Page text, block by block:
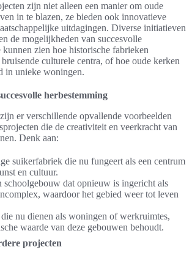
zijn niet alleen een manier om oude
in te blazen, ze bieden ook innovatieve
uitdagingen. Diverse initiatieven
de mogelijkheden van succesvolle
kunnen zien hoe historische fabrieken
culturele centra, of hoe oude kerken
in unieke woningen.
herbestemming
er verschillende opvallende voorbeelden
die de creativiteit en veerkracht van
Denk aan:
suikerfabriek die nu fungeert als een centrum
en cultuur.
schoolgebouw dat opnieuw is ingericht als
waardoor het gebied weer tot leven
nu dienen als woningen of werkruimtes,
waarde van deze gebouwen behoudt.
projecten